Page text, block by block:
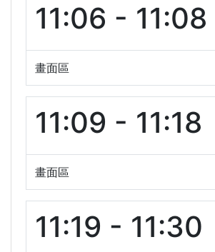
11:06 - 11:08
畫面區
11:09 - 11:18
畫面區
11:19 - 11:30